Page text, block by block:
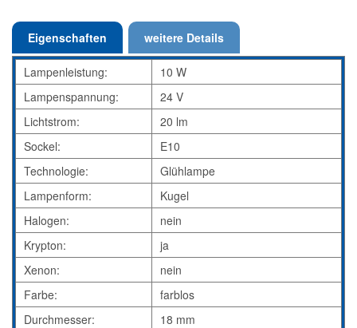
Eigenschaften weitere Details
Lampenleistung:
10 W
Lampenspannung:
24 V
Lichtstrom:
20 lm
Sockel:
E10
Technologie:
Glühlampe
Lampenform:
Kugel
Halogen:
nein
Krypton:
ja
Xenon:
nein
Farbe:
farblos
Durchmesser:
18 mm